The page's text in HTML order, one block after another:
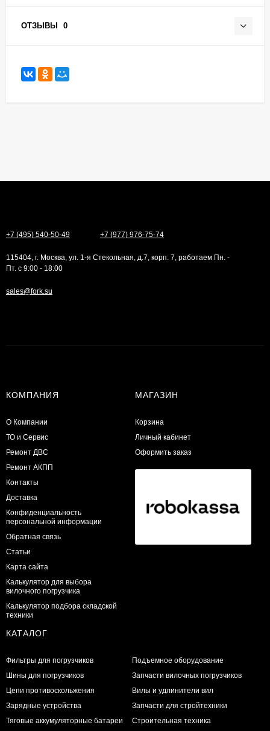
ОТЗЫВЫ 0
+7 (495) 540-50-49 +7 (977) 976-75-74
115404, г. Москва, ул. 1-я Стекольная, д.7, корп. 7, работаем Пн. -
Пт. с 9:00 - 18:00
sales@fork.su
КОМПАНИЯ
О Компании
ТО и Сервис
​Ремонт ДВС
Ремонт АКПП
Контакты
Доставка
Конфиденциальность
персональной информации
Обратная связь
Статьи
Карта сайта
Калькулятор для выбора
вилочного погрузчика
Калькулятор подбора складской
техники
МАГАЗИН
Корзина
Личный кабинет
Оформить заказ
КАТАЛОГ
Фильтры для погрузчиков
Шины для погрузчиков
Цепи противоскольжения
Зарядные устройства
Тяговые аккумуляторные батареи
Подъемное оборудование
Запчасти вилочных погрузчиков
Вилы и удлинители вил
Запчасти для стройтехники
Строительная техника